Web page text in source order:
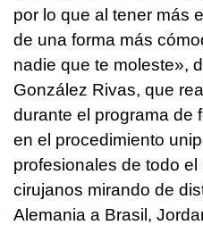
por lo que al tener más
de una forma más
nadie que te moleste»,
González Rivas, que
durante el programa de
en el procedimiento
profesionales de todo
cirujanos mirando de
Alemania a Brasil,